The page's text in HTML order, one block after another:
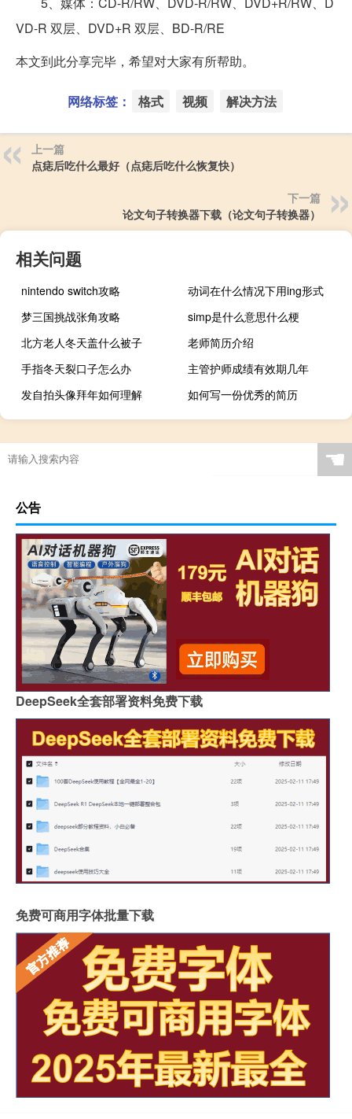
VD-R 双层、DVD+R 双层、BD-R/RE
本文到此分享完毕，希望对大家有所帮助。
网络标签： 格式 视频 解决方法
上一篇
点痣后吃什么最好（点痣后吃什么恢复快）
下一篇
论文句子转换器下载（论文句子转换器）
相关问题
nintendo switch攻略
动词在什么情况下用ing形式
梦三国挑战张角攻略
simp是什么意思什么梗
北方老人冬天盖什么被子
老师简历介绍
手指冬天裂口子怎么办
主管护师成绩有效期几年
发自拍头像拜年如何理解
如何写一份优秀的简历
☚
公告
DeepSeek全套部署资料免费下载
免费可商用字体批量下载